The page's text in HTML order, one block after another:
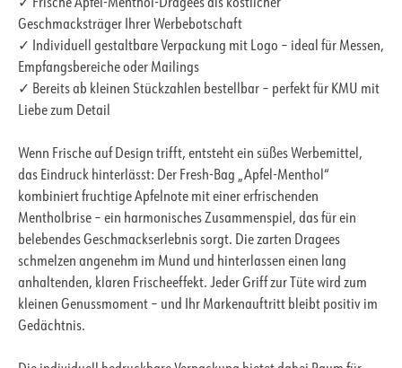
✓ Frische Apfel-Menthol-Dragees als köstlicher
Geschmacksträger Ihrer Werbebotschaft
✓ Individuell gestaltbare Verpackung mit Logo – ideal für Messen,
Empfangsbereiche oder Mailings
✓ Bereits ab kleinen Stückzahlen bestellbar – perfekt für KMU mit
Liebe zum Detail
Wenn Frische auf Design trifft, entsteht ein süßes Werbemittel,
das Eindruck hinterlässt: Der Fresh-Bag „Apfel-Menthol“
kombiniert fruchtige Apfelnote mit einer erfrischenden
Mentholbrise – ein harmonisches Zusammenspiel, das für ein
belebendes Geschmackserlebnis sorgt. Die zarten Dragees
schmelzen angenehm im Mund und hinterlassen einen lang
anhaltenden, klaren Frischeeffekt. Jeder Griff zur Tüte wird zum
kleinen Genussmoment – und Ihr Markenauftritt bleibt positiv im
Gedächtnis.